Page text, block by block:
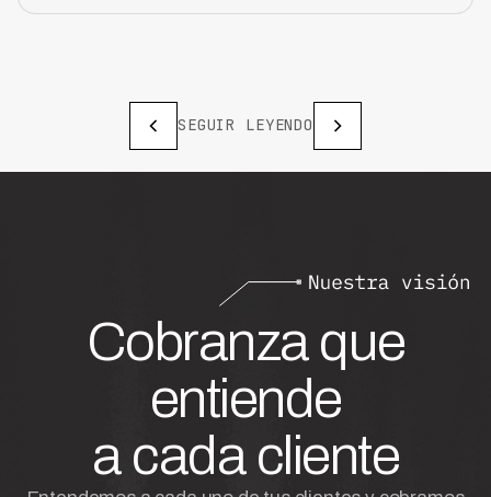
SEGUIR LEYENDO
Cobranza que
entiende
a cada cliente